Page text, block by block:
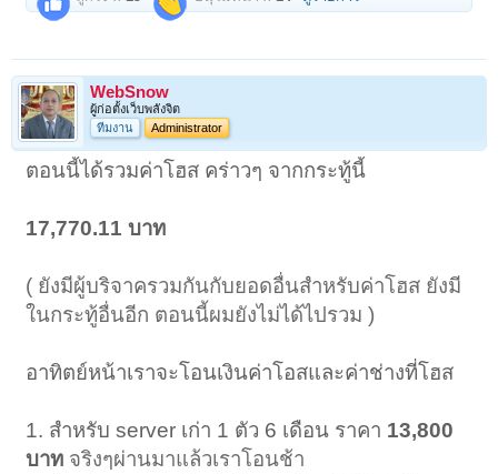
WebSnow
ผู้ก่อตั้งเว็บพลังจิต
ทีมงาน
Administrator
ตอนนี้ได้รวมค่าโฮส คร่าวๆ จากกระทู้นี้
17,770.11 บาท
( ยังมีผู้บริจาครวมกันกับยอดอื่นสำหรับค่าโฮส ยังมี
ในกระทู้อื่นอีก ตอนนี้ผมยังไม่ได้ไปรวม )
อาทิตย์หน้าเราจะโอนเงินค่าโอสและค่าช่างที่โฮส
1. สำหรับ server เก่า 1 ตัว 6 เดือน ราคา 13,800
บาท จริงๆผ่านมาแล้วเราโอนช้า